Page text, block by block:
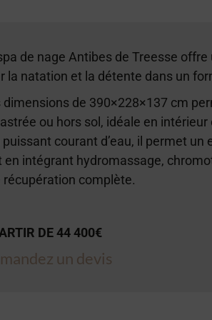
de nage Antibes de Treesse
la natation et la détente dans un
dimensions de 390×228×137 cm
ou hors sol, idéale en
puissant courant d’eau, il permet
en intégrant hydromassage,
récupération complète.
DE 44 400€
un devis